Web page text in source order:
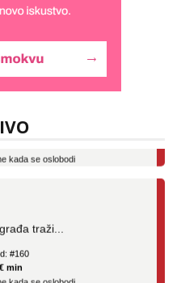
#69
min
kada se oslobodi
min
kada se oslobodi